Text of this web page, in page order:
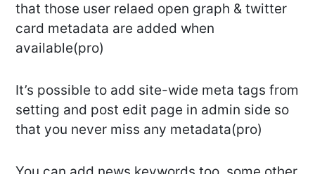
that those user relaed open graph & twitter
card metadata are added when
available(pro)
It’s possible to add site-wide meta tags from
setting and post edit page in admin side so
that you never miss any metadata(pro)